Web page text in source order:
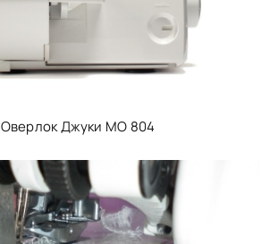
Оверлок Джуки МО 804